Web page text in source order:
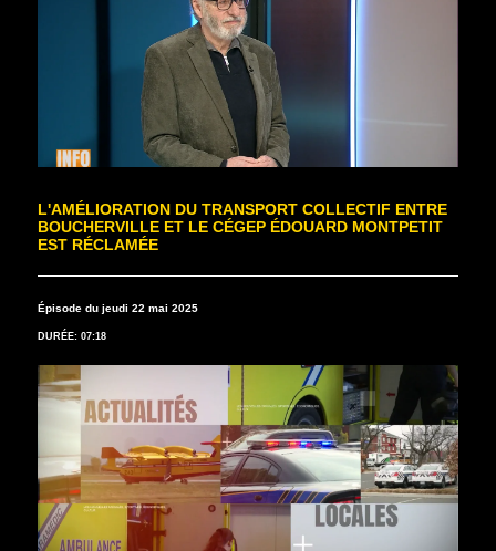
L'AMÉLIORATION DU TRANSPORT COLLECTIF ENTRE
BOUCHERVILLE ET LE CÉGEP ÉDOUARD MONTPETIT
EST RÉCLAMÉE
Épisode du jeudi 22 mai 2025
DURÉE: 07:18